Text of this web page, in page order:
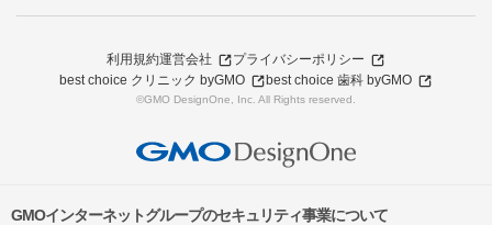
利用規約運営会社
プライバシーポリシー
best choice クリニック byGMO
best choice 歯科 byGMO
©GMO DesignOne, Inc. All Rights reserved.
GMOインターネットグループのセキュリティ事業について